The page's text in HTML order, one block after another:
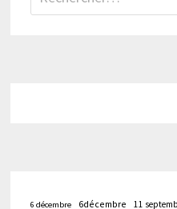
6 décembre 6décembre 11